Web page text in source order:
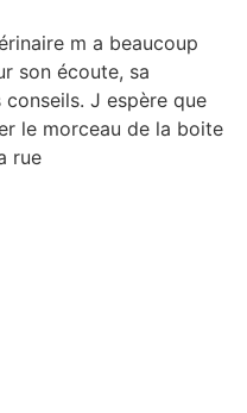
m a beaucoup
son écoute, sa
J espère que
le morceau de la boite
rue